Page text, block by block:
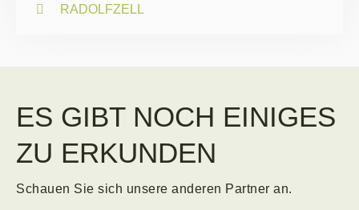
RADOLFZELL
ES GIBT NOCH EINIGES
ZU ERKUNDEN
Schauen Sie sich unsere anderen Partner an.